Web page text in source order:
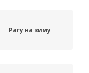
Рагу на зиму